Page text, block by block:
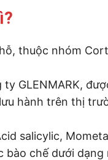
thuộc nhóm
GLENMARK,
hành trên thị
salicylic,
bào chế dưới